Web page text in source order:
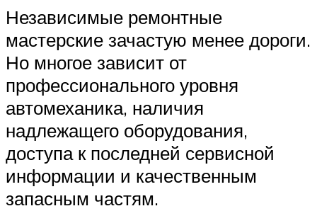
Независимые ремонтные
мастерские зачастую менее дороги.
Но многое зависит от
профессионального уровня
автомеханика, наличия
надлежащего оборудования,
доступа к последней сервисной
информации и качественным
запасным частям.